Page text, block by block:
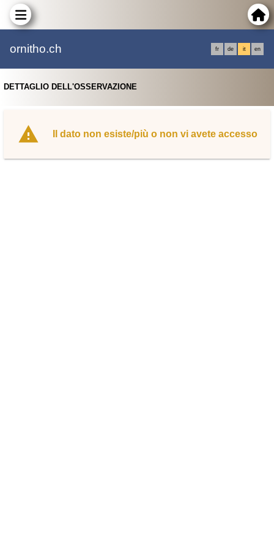
ornitho.ch fr de it en
DETTAGLIO DELL'OSSERVAZIONE
Il dato non esiste/più o non vi avete accesso